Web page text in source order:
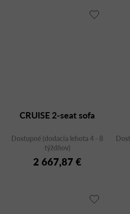
CRUISE 2-seat sofa
Dostupné (dodacia lehota 4 - 8
týždňov)
2 667,87 €